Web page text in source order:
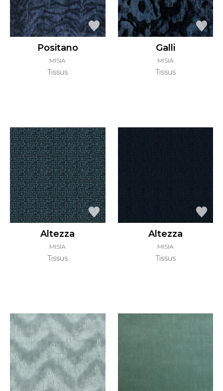
Positano
MISIA
Tissus
Galli
MISIA
Tissus
Altezza
MISIA
Tissus
Altezza
MISIA
Tissus